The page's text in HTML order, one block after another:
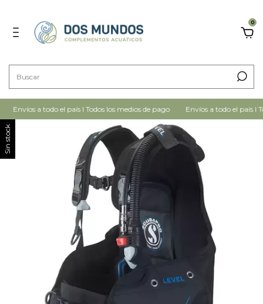
0
Envíos a todo el país I Todos los medios de pago Envíos a todo el país I
Sin stock